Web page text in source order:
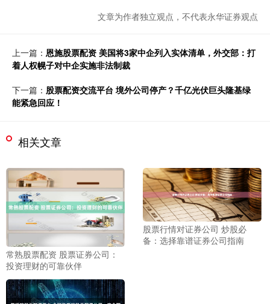
文章为作者独立观点，不代表永华证券观点
上一篇： 恩施股票配资 美国将3家中企列入实体清单，外交部：打
着人权幌子对中企实施非法制裁
下一篇： 股票配资交流平台 境外公司停产？千亿光伏巨头隆基绿
能紧急回应！
相关文章
常熟股票配资 股票证券公司：
投资理财的可靠伙伴
股票行情对证券公司 炒股必
备：选择靠谱证券公司指南